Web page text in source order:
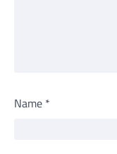
Name *